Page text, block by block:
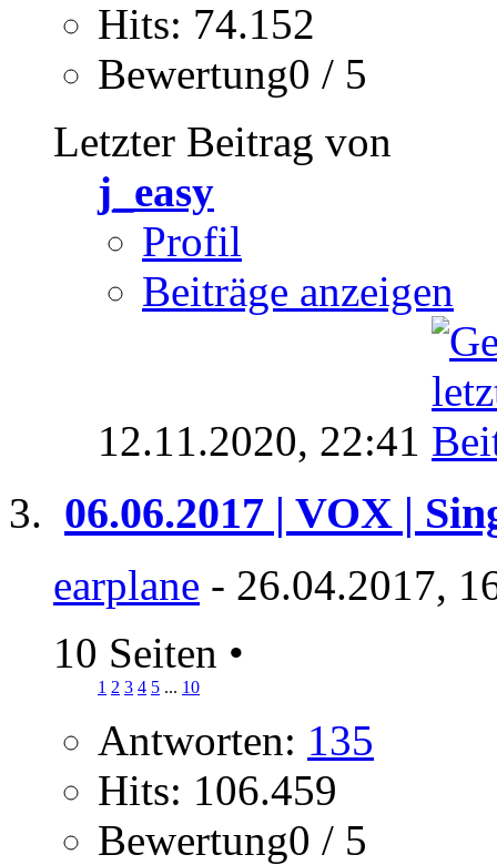
Hits: 74.152
Bewertung0 / 5
Letzter Beitrag von
j_easy
Profil
Beiträge anzeigen
12.11.2020, 22:41
06.06.2017 | VOX |
earplane - 26.04.2017,
10 Seiten •
1 2 3 4 5 ... 10
Antworten: 135
Hits: 106.459
Bewertung0 / 5